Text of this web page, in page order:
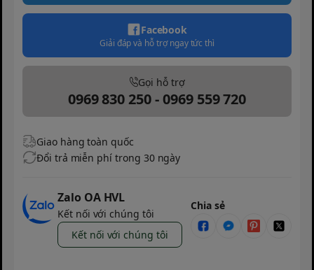
Facebook
Giải đáp và hỗ trợ ngay tức thì
Gọi hỗ trợ
0969 830 250 - 0969 559 720
Giao hàng toàn quốc
Đổi trả miễn phí trong 30 ngày
Zalo OA HVL
Kết nối với chúng tôi
Kết nối với chúng tôi
Chia sẻ